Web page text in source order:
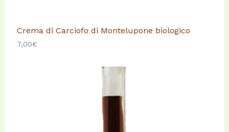
Crema di Carciofo di Montelupone biologico
7,00€